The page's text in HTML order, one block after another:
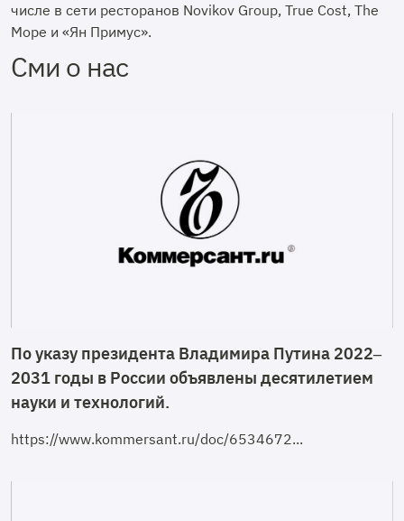
числе в сети ресторанов Novikov Group, True Cost, The
Море и «Ян Примус».
Сми о нас
По указу президента Владимира Путина 2022–
2031 годы в России объявлены десятилетием
науки и технологий.
https://www.kommersant.ru/doc/6534672...